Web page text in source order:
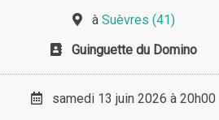
à Suèvres (41)
Guinguette du Domino
samedi 13 juin 2026 à 20h00